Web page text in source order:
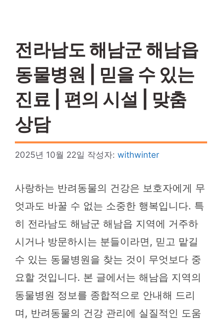
전라남도 해남군 해남읍
동물병원 | 믿을 수 있는
진료 | 편의 시설 | 맞춤
상담
2025년 10월 22일 작성자: withwinter
사랑하는 반려동물의 건강은 보호자에게 무
엇과도 바꿀 수 없는 소중한 행복입니다. 특
히 전라남도 해남군 해남읍 지역에 거주하
시거나 방문하시는 분들이라면, 믿고 맡길
수 있는 동물병원을 찾는 것이 무엇보다 중
요할 것입니다. 본 글에서는 해남읍 지역의
동물병원 정보를 종합적으로 안내해 드리
며, 반려동물의 건강 관리에 실질적인 도움